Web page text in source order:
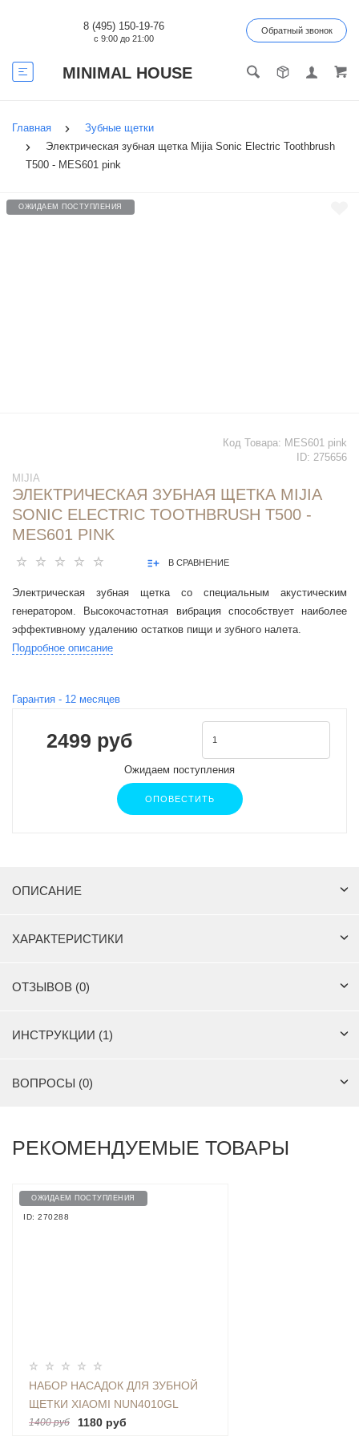
MINIMAL HOUSE
8 (495) 150-19-76
с 9:00 до 21:00
Обратный звонок
Главная
Зубные щетки
Электрическая зубная щетка Mijia Sonic Electric Toothbrush
T500 - MES601 pink
ОЖИДАЕМ ПОСТУПЛЕНИЯ
Код Товара: MES601 pink
ID: 275656
MIJIA
ЭЛЕКТРИЧЕСКАЯ ЗУБНАЯ ЩЕТКА MIJIA
SONIC ELECTRIC TOOTHBRUSH T500 -
MES601 PINK
В СРАВНЕНИЕ
Электрическая зубная щетка со специальным акустическим
генератором. Высокочастотная вибрация способствует наиболее
эффективному удалению остатков пищи и зубного налета.
Подробное описание
Гарантия - 12 месяцев
2499 руб
Ожидаем поступления
ОПОВЕСТИТЬ
ОПИСАНИЕ
ХАРАКТЕРИСТИКИ
ОТЗЫВОВ (0)
ИНСТРУКЦИИ (1)
ВОПРОСЫ (0)
РЕКОМЕНДУЕМЫЕ ТОВАРЫ
ОЖИДАЕМ ПОСТУПЛЕНИЯ
ID: 270288
НАБОР НАСАДОК ДЛЯ ЗУБНОЙ
ЩЕТКИ XIAOMI NUN4010GL
1400 руб 1180 руб